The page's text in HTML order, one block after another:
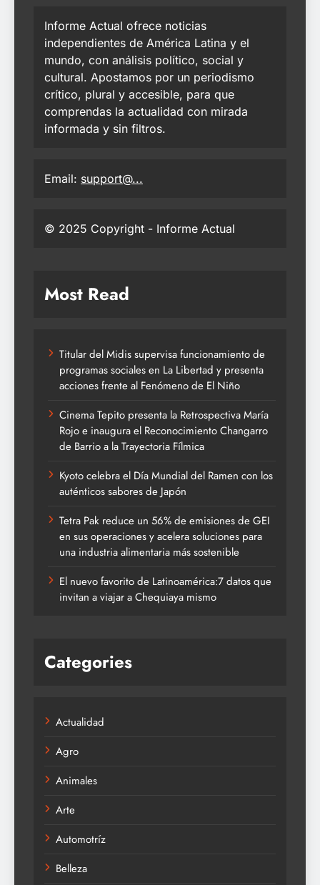
Informe Actual ofrece noticias
independientes de América Latina y el
mundo, con análisis político, social y
cultural. Apostamos por un periodismo
crítico, plural y accesible, para que
comprendas la actualidad con mirada
informada y sin filtros.
Email: support@...
© 2025 Copyright - Informe Actual
Most Read
Titular del Midis supervisa funcionamiento de
programas sociales en La Libertad y presenta
acciones frente al Fenómeno de El Niño
Cinema Tepito presenta la Retrospectiva María
Rojo e inaugura el Reconocimiento Changarro
de Barrio a la Trayectoria Fílmica
Kyoto celebra el Día Mundial del Ramen con los
auténticos sabores de Japón
Tetra Pak reduce un 56% de emisiones de GEI
en sus operaciones y acelera soluciones para
una industria alimentaria más sostenible
El nuevo favorito de Latinoamérica:7 datos que
invitan a viajar a Chequiaya mismo
Categories
Actualidad
Agro
Animales
Arte
Automotríz
Belleza